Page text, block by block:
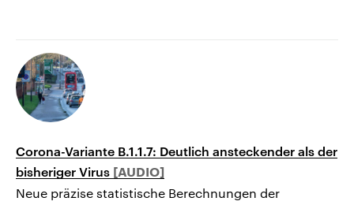
Corona-Variante B.1.1.7: Deutlich ansteckender als der
bisheriger Virus
Neue präzise statistische Berechnungen der